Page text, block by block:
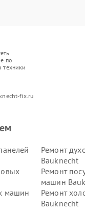
по
техники
fix.ru
Ремонт
Bauknecht
Ремонт
машин
машин
Ремонт
Bauknecht